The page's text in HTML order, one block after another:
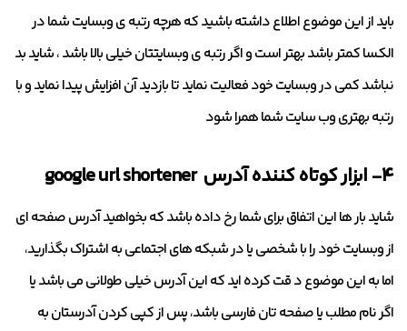
باید از این موضوع اطلاع داشته باشید که هرچه رتبه ی وبسایت شما در
الکسا کمتر باشد بهتر است و اگر رتبه ی وبسایتتان خیلی بالا باشد ، شاید بد
نباشد کمی در وبسایت خود فعالیت نماید تا بازدید آن افزایش پیدا نماید و با
رتبه بهتری وب سایت شما همرا شود
۴- ابزار کوتاه کننده آدرس google url shortener
شاید بار ها این اتفاق برای شما رخ داده باشد که بخواهید آدرس صفحه ای
از وبسایت خود را با شخصی یا در شبکه های اجتماعی به اشتراک بگذارید،
اما به این موضوع د قت کرده اید که این آدرس خیلی طولانی می باشد یا
اگر نام مطلب یا صفحه تان فارسی باشد، پس از کپی کردن آدرستان به